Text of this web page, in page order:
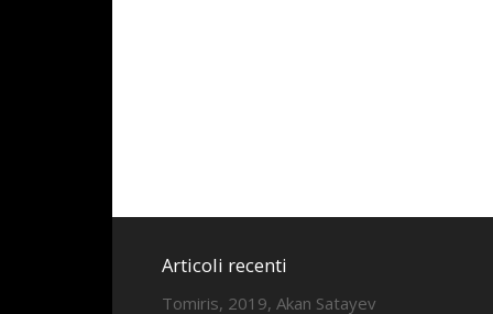
Articoli recenti
Tomiris, 2019, Akan Satayev